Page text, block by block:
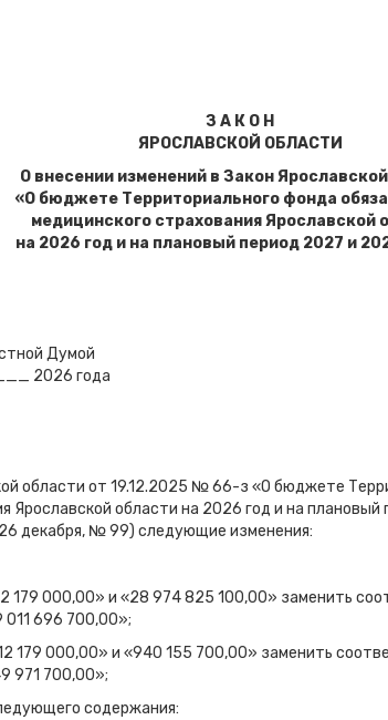
З А К О Н
ЯРОСЛАВСКОЙ ОБЛАСТИ
О внесении изменений в Закон
«О бюджете Территориального фонда
медицинского страхования Ярославской
на 2026 год и на плановый период 2027 и
Думой
2026 года
области от 19.12.2025 № 66-з «О бюджете
Ярославской области на 2026 год и на
декабря, № 99) следующие изменения:
179 000,00» и «28 974 825 100,00» заменить
696 700,00»;
179 000,00» и «940 155 700,00» заменить
971 700,00»;
содержания: